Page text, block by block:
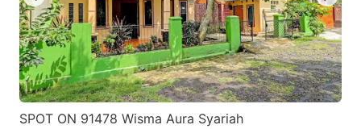
SPOT ON 91478 Wisma Aura Syariah